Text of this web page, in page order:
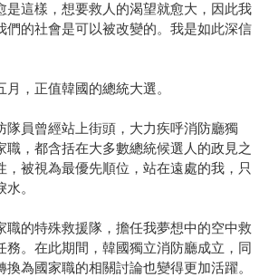
是這樣，想要救人的渴望就愈大，因此我
們的社會是可以被改變的。我是如此深信
，正值韓國的總統大選。
隊員曾經站上街頭，大力疾呼消防廳獨
職，都含括在大多數總統候選人的政見之
，被視為最優先順位，站在遠處的我，只
。
職的特殊救援隊，擔任我夢想中的空中救
務。在此期間，韓國獨立消防廳成立，同
為國家職的相關討論也變得更加活躍。